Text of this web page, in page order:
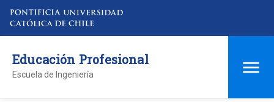
Educación Profesional
Escuela de Ingeniería